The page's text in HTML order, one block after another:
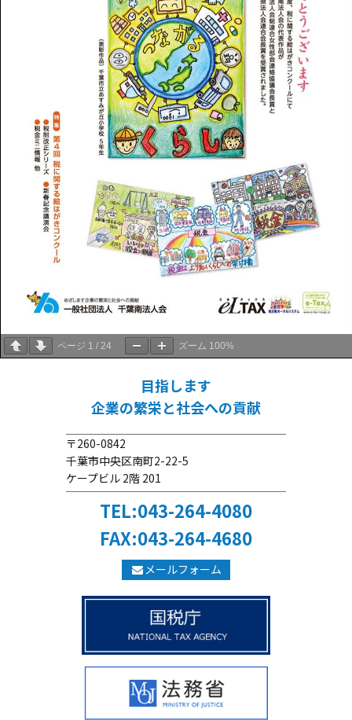
ページ 1 / 24 ズーム 100%
目指します
企業の繁栄と社会への貢献
〒260-0842
千葉市中央区南町2-22-5
ケープビル 2階 201
TEL:043-264-4080
FAX:043-264-4680
メールフォーム